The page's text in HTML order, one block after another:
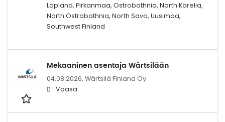
Lapland, Pirkanmaa, Ostrobothnia, North Karelia,
North Ostrobothnia, North Savo, Uusimaa,
Southwest Finland
Mekaaninen asentaja Wärtsilään
04.08.2026, Wärtsilä Finland Oy
Vaasa